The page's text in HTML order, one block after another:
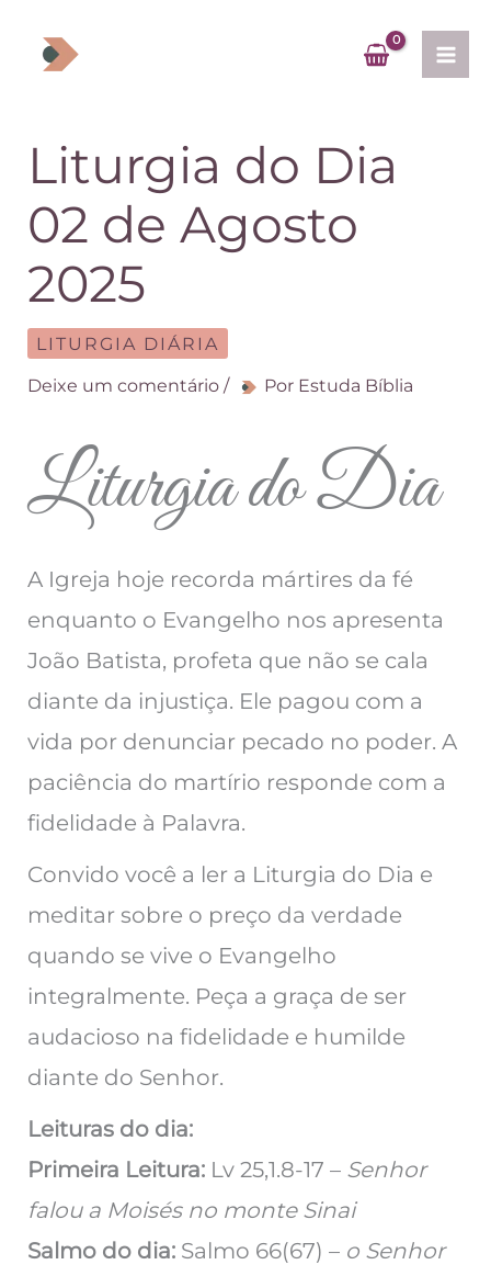
Liturgia do Dia
02 de Agosto
2025
LITURGIA DIÁRIA
Deixe um comentário / Por Estuda Bíblia
Liturgia do Dia
A Igreja hoje recorda mártires da fé
enquanto o Evangelho nos apresenta
João Batista, profeta que não se cala
diante da injustiça. Ele pagou com a
vida por denunciar pecado no poder. A
paciência do martírio responde com a
fidelidade à Palavra.
Convido você a ler a Liturgia do Dia e
meditar sobre o preço da verdade
quando se vive o Evangelho
integralmente. Peça a graça de ser
audacioso na fidelidade e humilde
diante do Senhor.
Leituras do dia:
Primeira Leitura: Lv 25,1.8-17 – Senhor
falou a Moisés no monte Sinai
Salmo do dia: Salmo 66(67) – o Senhor